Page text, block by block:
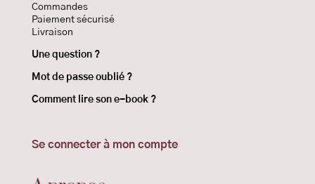
Commandes
Paiement sécurisé
Livraison
Une question ?
Mot de passe oublié ?
Comment lire son e-book ?
Se connecter à mon compte